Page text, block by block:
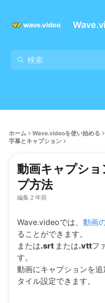
ホーム Wave.videoを使い始める
字幕とキャプション
動画キャプシ
プ方法
編集 2 年前
Wave.videoでは、 動画
ることができます。
または.srt または.vttフ
す。
動画にキャプションを
タイル設定できます。